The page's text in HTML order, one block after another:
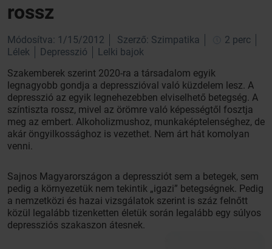
rossz
Módosítva: 1/15/2012 Szerző: Szimpatika
2 perc
Lélek
Depresszió
Lelki bajok
Szakemberek szerint 2020-ra a társadalom egyik
legnagyobb gondja a depresszióval való küzdelem lesz. A
depresszió az egyik legnehezebben elviselhető betegség. A
színtiszta rossz, mivel az örömre való képességtől fosztja
meg az embert. Alkoholizmushoz, munkaképtelenséghez, de
akár öngyilkossághoz is vezethet. Nem árt hát komolyan
venni.
Sajnos Magyarországon a depressziót sem a betegek, sem
pedig a környezetük nem tekintik „igazi” betegségnek. Pedig
a nemzetközi és hazai vizsgálatok szerint is száz felnőtt
közül legalább tizenketten életük során legalább egy súlyos
depressziós szakaszon átesnek.